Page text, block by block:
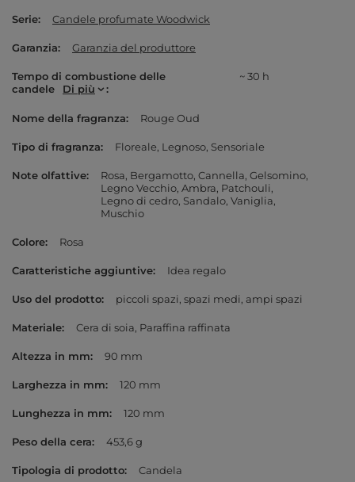
Serie Candele profumate Woodwick
Garanzia Garanzia del produttore
Tempo di combustione delle
candele
Di più
~ 30 h
Nome della fragranza Rouge Oud
Tipo di fragranza Floreale Legnoso Sensoriale
Note olfattive Rosa Bergamotto Cannella Gelsomino
Legno Vecchio Ambra Patchouli
Legno di cedro Sandalo Vaniglia
Muschio
Colore Rosa
Caratteristiche aggiuntive Idea regalo
Uso del prodotto piccoli spazi spazi medi ampi spazi
Materiale Cera di soia Paraffina raffinata
Altezza in mm 90 mm
Larghezza in mm 120 mm
Lunghezza in mm 120 mm
Peso della cera 453,6 g
Tipologia di prodotto Candela